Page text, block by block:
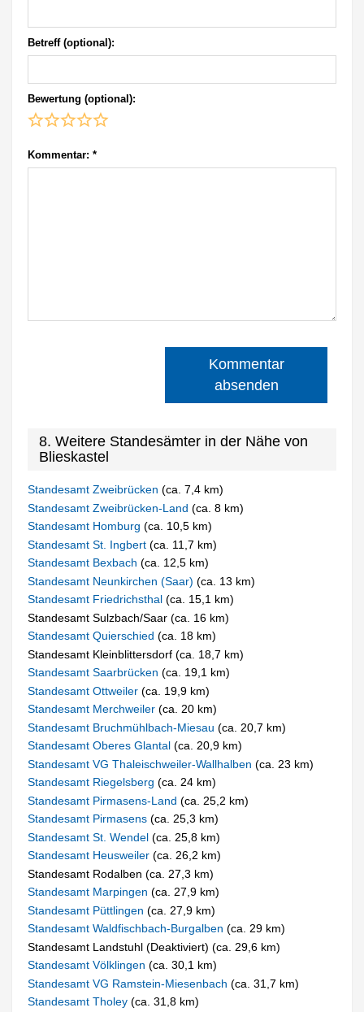
Betreff (optional):
Bewertung (optional):
Kommentar: *
Kommentar
absenden
8. Weitere Standesämter in der Nähe von
Blieskastel
Standesamt Zweibrücken(ca. 7,4 km)
Standesamt Zweibrücken-Land(ca. 8 km)
Standesamt Homburg(ca. 10,5 km)
Standesamt St. Ingbert(ca. 11,7 km)
Standesamt Bexbach(ca. 12,5 km)
Standesamt Neunkirchen (Saar)(ca. 13 km)
Standesamt Friedrichsthal(ca. 15,1 km)
Standesamt Sulzbach/Saar (ca. 16 km)
Standesamt Quierschied(ca. 18 km)
Standesamt Kleinblittersdorf (ca. 18,7 km)
Standesamt Saarbrücken(ca. 19,1 km)
Standesamt Ottweiler(ca. 19,9 km)
Standesamt Merchweiler(ca. 20 km)
Standesamt Bruchmühlbach-Miesau(ca. 20,7 km)
Standesamt Oberes Glantal(ca. 20,9 km)
Standesamt VG Thaleischweiler-Wallhalben(ca. 23 km)
Standesamt Riegelsberg(ca. 24 km)
Standesamt Pirmasens-Land(ca. 25,2 km)
Standesamt Pirmasens(ca. 25,3 km)
Standesamt St. Wendel(ca. 25,8 km)
Standesamt Heusweiler(ca. 26,2 km)
Standesamt Rodalben (ca. 27,3 km)
Standesamt Marpingen(ca. 27,9 km)
Standesamt Püttlingen(ca. 27,9 km)
Standesamt Waldfischbach-Burgalben(ca. 29 km)
Standesamt Landstuhl (Deaktiviert) (ca. 29,6 km)
Standesamt Völklingen(ca. 30,1 km)
Standesamt VG Ramstein-Miesenbach(ca. 31,7 km)
Standesamt Tholey(ca. 31,8 km)